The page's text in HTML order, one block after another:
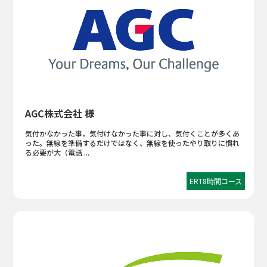
AGC株式会社 様
気付かなかった事，気付けなかった事に対し、気付くことが多くあ
った。無線を準備するだけではなく、無線を使ったやり取りに慣れ
る必要が大（電話 ...
ERT8時間コース